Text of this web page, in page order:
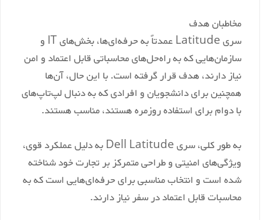
مخاطبان هدف
سری Latitude عمدتاً به حرفه‌ای‌ها، بخش‌های IT و
سازمان‌هایی که به راه‌حل‌های محاسباتی قابل اعتماد و امن
نیاز دارند، هدف قرار گرفته است. با این حال، آن‌ها
همچنین برای دانشجویان و افرادی که به دنبال لپ‌تاپ‌های
با دوام برای استفاده روزمره هستند، مناسب هستند.
به طور کلی، سری Dell Latitude به دلیل عملکرد قوی،
ویژگی‌های امنیتی و طراحی متمرکز بر تجارت خود شناخته
شده است و انتخاب مناسبی برای حرفه‌ای‌هایی است که به
محاسبات قابل اعتماد در سفر نیاز دارند.